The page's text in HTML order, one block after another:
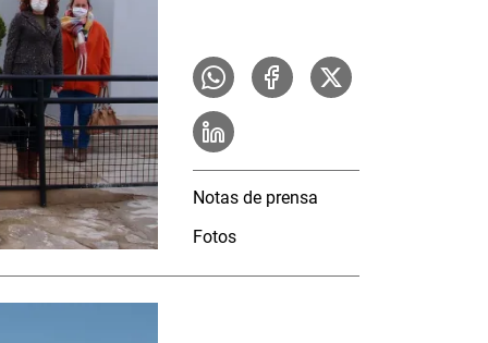
Notas de prensa
Fotos